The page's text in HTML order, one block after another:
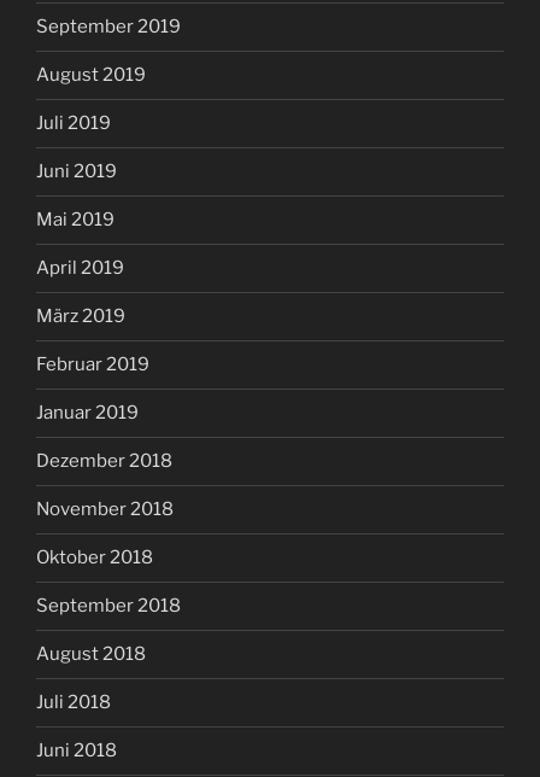
September 2019
August 2019
Juli 2019
Juni 2019
Mai 2019
April 2019
März 2019
Februar 2019
Januar 2019
Dezember 2018
November 2018
Oktober 2018
September 2018
August 2018
Juli 2018
Juni 2018